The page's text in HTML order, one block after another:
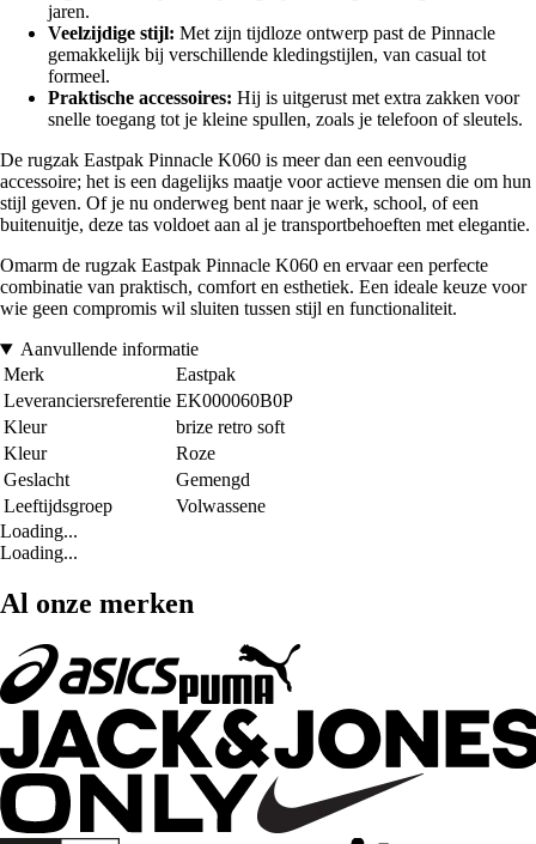
jaren.
Veelzijdige stijl: Met zijn tijdloze ontwerp past de Pinnacle
gemakkelijk bij verschillende kledingstijlen, van casual tot
formeel.
Praktische accessoires: Hij is uitgerust met extra zakken voor
snelle toegang tot je kleine spullen, zoals je telefoon of sleutels.
De rugzak Eastpak Pinnacle K060 is meer dan een eenvoudig
accessoire; het is een dagelijks maatje voor actieve mensen die om hun
stijl geven. Of je nu onderweg bent naar je werk, school, of een
buitenuitje, deze tas voldoet aan al je transportbehoeften met elegantie.
Omarm de rugzak Eastpak Pinnacle K060 en ervaar een perfecte
combinatie van praktisch, comfort en esthetiek. Een ideale keuze voor
wie geen compromis wil sluiten tussen stijl en functionaliteit.
Aanvullende informatie
Merk
Eastpak
Leveranciersreferentie EK000060B0P
Kleur
brize retro soft
Kleur
Roze
Geslacht
Gemengd
Leeftijdsgroep
Volwassene
Loading...
Loading...
Al onze merken